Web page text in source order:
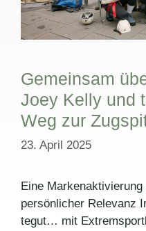
Gemeinsam
Joey Kelly und
Weg zur
23. April 2025
Eine
persönlicher Relevanz
tegut… mit